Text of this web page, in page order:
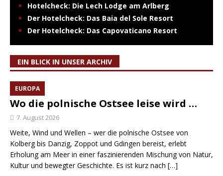
Hotelcheck: Die Lech Lodge am Arlberg
Der Hotelcheck: Das Baia del Sole Resort
Der Hotelcheck: Das Capovaticano Resort
EIN BLICK IN UNSER ARCHIV
EUROPA
Wo die polnische Ostsee leise wird …
7. August 2026
Weite, Wind und Wellen – wer die polnische Ostsee von
Kolberg bis Danzig, Zoppot und Gdingen bereist, erlebt
Erholung am Meer in einer faszinierenden Mischung von Natur,
Kultur und bewegter Geschichte. Es ist kurz nach […]